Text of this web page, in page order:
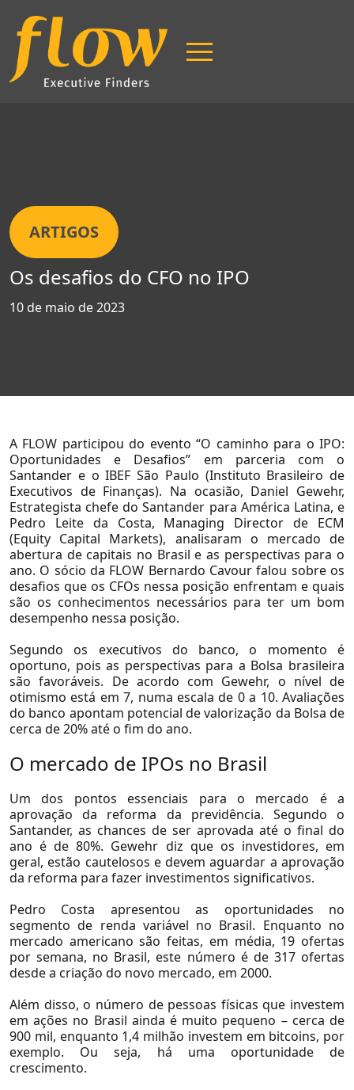
Página Inicial
Sobre Nós
Nossa Equipe
Nossas Causas
Trabalhe Conosco
Soluções
ARTIGOS
Os desafios do CFO no IPO
10 de maio de 2023
A FLOW participou do evento “O caminho para o IPO:
Oportunidades e Desafios” em parceria com o
Santander e o IBEF São Paulo (Instituto Brasileiro de
Executivos de Finanças). Na ocasião, Daniel Gewehr,
Estrategista chefe do Santander para América Latina, e
Pedro Leite da Costa, Managing Director de ECM
(Equity Capital Markets), analisaram o mercado de
abertura de capitais no Brasil e as perspectivas para o
ano. O sócio da FLOW Bernardo Cavour falou sobre os
desafios que os CFOs nessa posição enfrentam e quais
são os conhecimentos necessários para ter um bom
desempenho nessa posição.
Segundo os executivos do banco, o momento é
oportuno, pois as perspectivas para a Bolsa brasileira
são favoráveis. De acordo com Gewehr, o nível de
otimismo está em 7, numa escala de 0 a 10. Avaliações
do banco apontam potencial de valorização da Bolsa de
cerca de 20% até o fim do ano.
O mercado de IPOs no Brasil
Um dos pontos essenciais para o mercado é a
aprovação da reforma da previdência. Segundo o
Santander, as chances de ser aprovada até o final do
ano é de 80%. Gewehr diz que os investidores, em
geral, estão cautelosos e devem aguardar a aprovação
da reforma para fazer investimentos significativos.
Pedro Costa apresentou as oportunidades no
segmento de renda variável no Brasil. Enquanto no
mercado americano são feitas, em média, 19 ofertas
por semana, no Brasil, este número é de 317 ofertas
desde a criação do novo mercado, em 2000.
Além disso, o número de pessoas físicas que investem
em ações no Brasil ainda é muito pequeno – cerca de
900 mil, enquanto 1,4 milhão investem em bitcoins, por
exemplo. Ou seja, há uma oportunidade de
crescimento.